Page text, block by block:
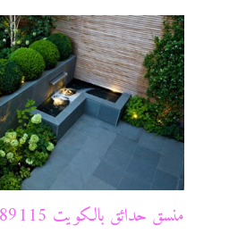
منسق حدائق بالكويت 60089115